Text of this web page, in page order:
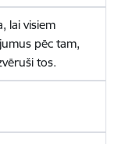
lai visiem
pēc tam,
tos.